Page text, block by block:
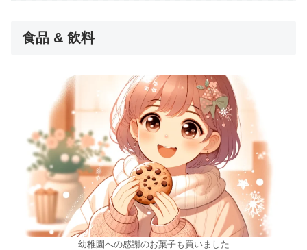
食品 & 飲料
幼稚園への感謝のお菓子も買いました